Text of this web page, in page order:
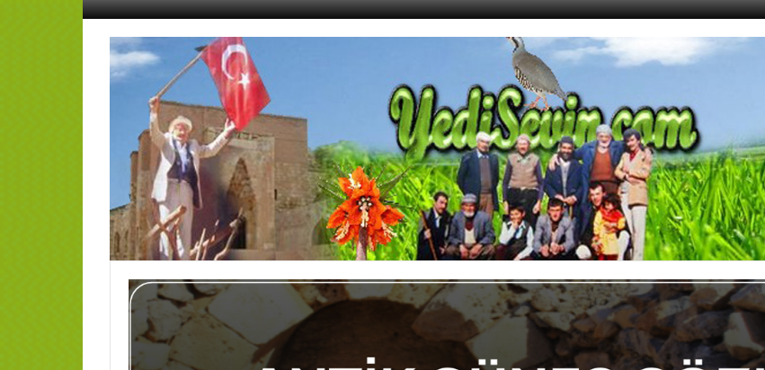
İçeriğe
AFŞİN
YEDİSEVİN
HABER
Kahramanmaraş,Afşin,Sevin
Köyleri
Tanıtım
ve
Haber
Portalı